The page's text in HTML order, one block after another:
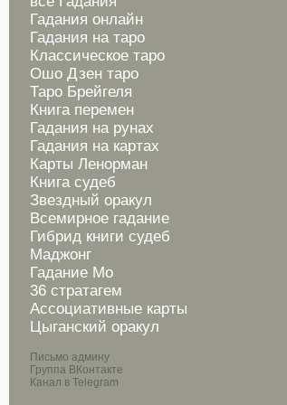
Гадания онлайн
Гадания на таро
Классическое таро
Ошо Дзен таро
Таро Брейгеля
Книга перемен
Гадания на рунах
Гадания на картах
Карты Ленорман
Книга судеб
Звездный оракул
Всемирное гадание
Гибрид книги судеб
Маджонг
Гадание Мо
36 стратагем
Ассоциативные карты
Цыганский оракул
Письмо админу
Группа ВКонтакте
Канал в Telegram